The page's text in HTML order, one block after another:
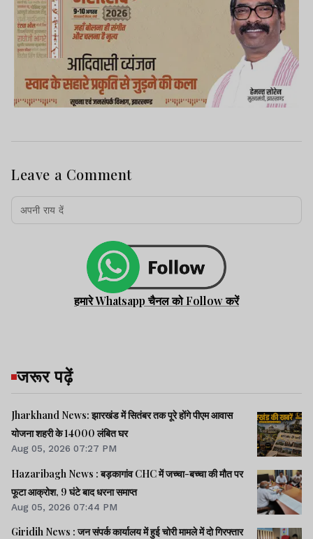
Leave a Comment
हमारे Whatsapp चैनल को Follow करें
जरूर पढ़ें
Jharkhand News: झारखंड में सितंबर तक पूरे होंगे पीएम आवास
योजना शहरी के 14000 लंबित घर
Aug 05, 2026 07:27 PM
Hazaribagh News : बड़कागांव CHC में जच्चा-बच्चा की मौत पर
फूटा आक्रोश, 9 घंटे बाद धरना समाप्त
Aug 05, 2026 07:44 PM
Giridih News : जन संपर्क कार्यालय में हुई चोरी मामले में दो गिरफ्तार